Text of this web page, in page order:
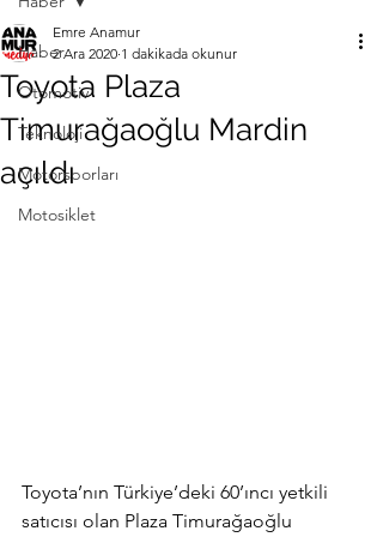
Haber
Otomotiv
Teknoloji
Motorsporları
Motosiklet
Toyota Plaza
Timurağaoğlu Mardin
açıldı
Emre Anamur
2 Ara 2020 1 dakikada okunur
Toyota’nın Türkiye’deki 60’ıncı yetkili
satıcısı olan Plaza Timurağaoğlu